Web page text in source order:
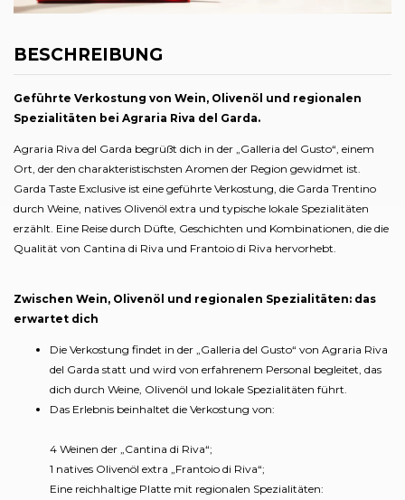
BESCHREIBUNG
Geführte Verkostung von Wein, Olivenöl und regionalen
Spezialitäten bei Agraria Riva del Garda.
Agraria Riva del Garda begrüßt dich in der „Galleria del Gusto“, einem
Ort, der den charakteristischsten Aromen der Region gewidmet ist.
Garda Taste Exclusive ist eine geführte Verkostung, die Garda Trentino
durch Weine, natives Olivenöl extra und typische lokale Spezialitäten
erzählt. Eine Reise durch Düfte, Geschichten und Kombinationen, die die
Qualität von Cantina di Riva und Frantoio di Riva hervorhebt.
Zwischen Wein, Olivenöl und regionalen Spezialitäten: das
erwartet dich
Die Verkostung findet in der „Galleria del Gusto“ von Agraria Riva
del Garda statt und wird von erfahrenem Personal begleitet, das
dich durch Weine, Olivenöl und lokale Spezialitäten führt.
Das Erlebnis beinhaltet die Verkostung von:
4 Weinen der „Cantina di Riva“;
1 natives Olivenöl extra „Frantoio di Riva“;
Eine reichhaltige Platte mit regionalen Spezialitäten: